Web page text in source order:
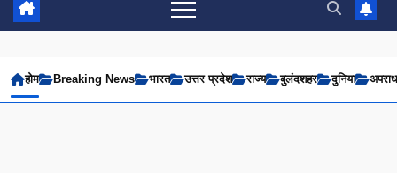
होम Breaking News भारत उत्तर प्रदेश राज्य बुलंदशहर दुनिया अपराध